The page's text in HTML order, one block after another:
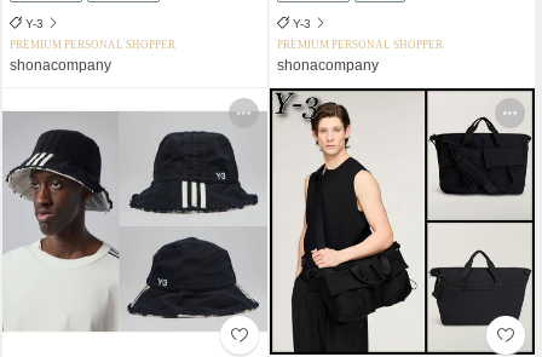
Y-3
PREMIUM PERSONAL SHOPPER
shonacompany
Y-3
PREMIUM PERSONAL SHOPPER
shonacompany